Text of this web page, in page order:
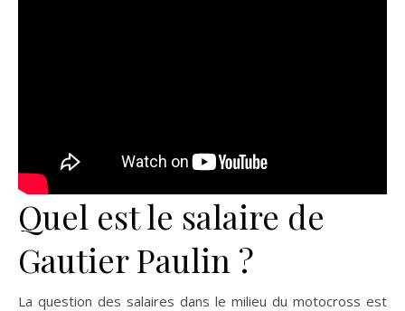
Quel est le salaire de
Gautier Paulin ?
La question des salaires dans le milieu du motocross est